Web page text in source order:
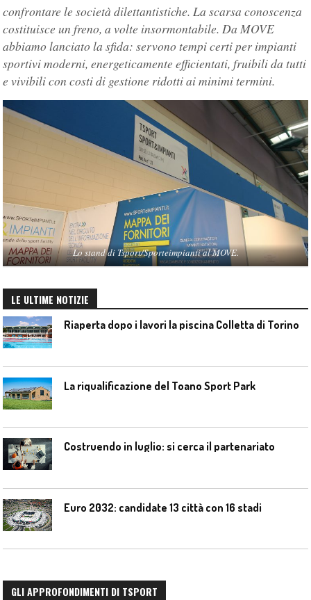
confrontare le società dilettantistiche. La scarsa conoscenza
costituisce un freno, a volte insormontabile. Da MOVE
abbiamo lanciato la sfida: servono tempi certi per impianti
sportivi moderni, energeticamente efficientati, fruibili da tutti
e vivibili con costi di gestione ridotti ai minimi termini.
Lo stand di Tsport/Sporteimpianti al MOVE.
LE ULTIME NOTIZIE
Riaperta dopo i lavori la piscina Colletta di Torino
La riqualificazione del Toano Sport Park
Costruendo in luglio: si cerca il partenariato
Euro 2032: candidate 13 città con 16 stadi
GLI APPROFONDIMENTI DI TSPORT